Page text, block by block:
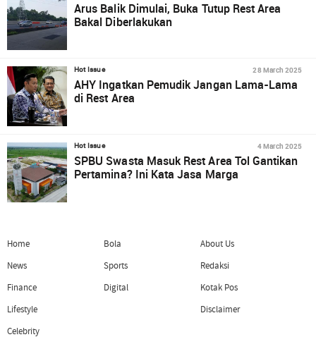
Arus Balik Dimulai, Buka Tutup Rest Area
Bakal Diberlakukan
Hot Issue 28 March 2025
AHY Ingatkan Pemudik Jangan Lama-Lama
di Rest Area
Hot Issue 4 March 2025
SPBU Swasta Masuk Rest Area Tol Gantikan
Pertamina? Ini Kata Jasa Marga
Home
News
Finance
Lifestyle
Celebrity
Bola
Sports
Digital
About Us
Redaksi
Kotak Pos
Disclaimer